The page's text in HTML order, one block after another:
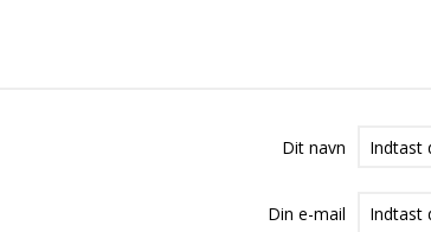
Dit navn
Din e-mail